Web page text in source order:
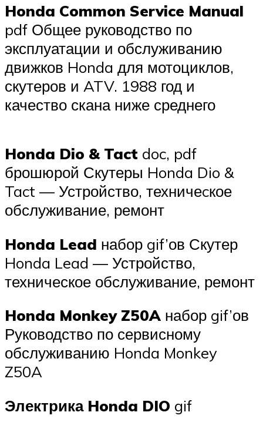
Honda Common Service Manual
pdf Общее руководство по
эксплуатации и обслуживанию
движков Honda для мотоциклов,
скутеров и ATV. 1988 год и
качество скана ниже среднего
Honda Dio & Tact doc, pdf
брошюрой Скутеры Honda Dio &
Tact — Устройство, техничеcкое
обслуживание, ремонт
Honda Lead набор gif’ов Скутер
Honda Lead — Устройство,
техническое обслуживание, ремонт
Honda Monkey Z50A набор gif’ов
Руководство по сервисному
обслуживанию Honda Monkey
Z50A
Электрика Honda DIO gif